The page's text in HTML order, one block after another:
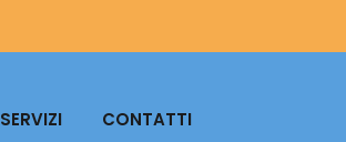
SERVIZI CONTATTI